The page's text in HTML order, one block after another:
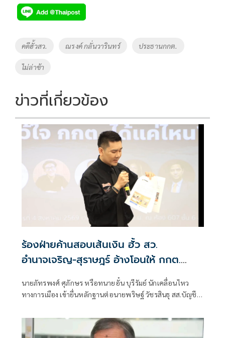
e
b
o
o
k
tt
er
p
y
Li
Tags
คดีฮั้วสว. ณรงค์ กลั่นวารินทร์ ประธานกกต.
ไม่ล่าช้า
ข่าวที่เกี่ยวข้อง
ร้องฝ่ายค้านสอบเส้นเงิน ฮั้ว สว.
อำนาจเจริญ-สุราษฎร์ อ้างโอนให้ กกต.
นายภัทรพงศ์ ศุภักษร หรือทนายอั๋น บุรีรัมย์ นักเคลื่อนไหว
ทางการเมือง เข้ายื่นหลักฐานต่อนายพริษฐ์ วัชรสินธุ สส.บัญชี
กรรมการประสานงานพรรคร่วมฝ่ายค้าน (วิปฝ่ายค้าน)